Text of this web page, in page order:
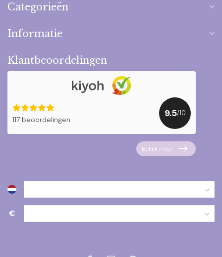
Categorieën
Informatie
Klantbeoordelingen
117 beoordelingen
9.5/10
Bekijk meer
€